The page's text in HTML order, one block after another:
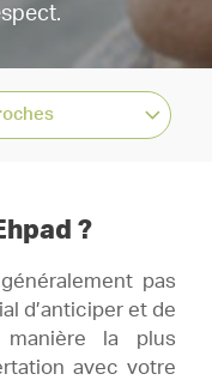
?
pas
d’anticiper et de
la plus
avec votre